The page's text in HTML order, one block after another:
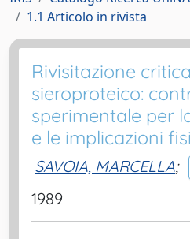
1.1 Articolo in rivista
Rivisitazione
sieroproteico:
sperimentale per
e le implicazioni
SAVOIA, MARCELLA;
1989